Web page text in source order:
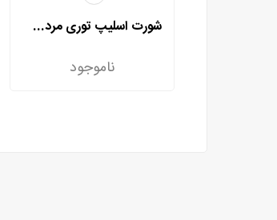
شورت اسلیپ توری مردی مدل 2002
ناموجود